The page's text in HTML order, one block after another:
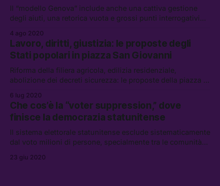
Il “modello Genova” include anche una cattiva gestione
degli aiuti, una retorica vuota e grossi punti interrogativi
opere
4 ago 2020
Lavoro, diritti, giustizia: le proposte degli
Stati popolari in piazza San Giovanni
Riforma della filiera agricola, edilizia residenziale,
abolizione dei decreti sicurezza: le proposte della piazza di
metropolitani. Ma qualcuno li ascolta?
6 lug 2020
Che cos’è la “voter suppression,” dove
finisce la democrazia statunitense
Il sistema elettorale statunitense esclude sistematicamente
dal voto milioni di persone, specialmente tra le comunità
soluzione all’interno dei normali meccanismi democratici è
23 giu 2020